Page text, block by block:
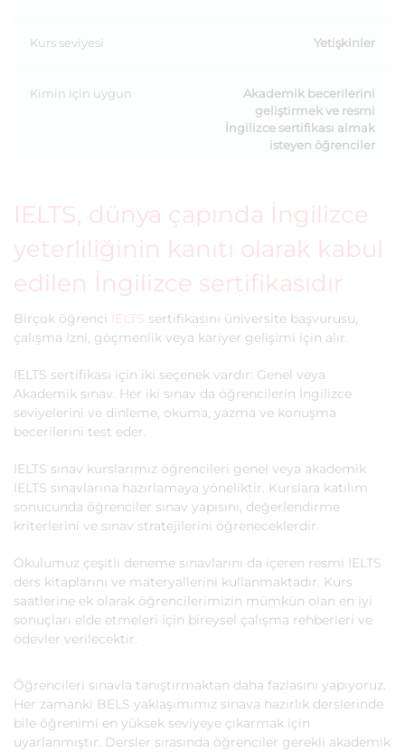
Kurs seviyesi Yetişkinler
Kimin için uygun
Akademik becerilerini
geliştirmek ve resmi
İngilizce sertifikası almak
isteyen öğrenciler
IELTS, dünya çapında İngilizce
yeterliliğinin kanıtı olarak kabul
edilen İngilizce sertifikasıdır
Birçok öğrenci IELTS sertifikasını üniversite başvurusu,
çalışma izni, göçmenlik veya kariyer gelişimi için alır.
IELTS sertifikası için iki seçenek vardır: Genel veya
Akademik sınav. Her iki sınav da öğrencilerin İngilizce
seviyelerini ve dinleme, okuma, yazma ve konuşma
becerilerini test eder.
IELTS sınav kurslarımız öğrencileri genel veya akademik
IELTS sınavlarına hazırlamaya yöneliktir. Kurslara katılım
sonucunda öğrenciler sınav yapısını, değerlendirme
kriterlerini ve sınav stratejilerini öğreneceklerdir.
Okulumuz çeşitli deneme sınavlarını da içeren resmi IELTS
ders kitaplarını ve materyallerini kullanmaktadır. Kurs
saatlerine ek olarak öğrencilerimizin mümkün olan en iyi
sonuçları elde etmeleri için bireysel çalışma rehberleri ve
ödevler verilecektir.
Öğrencileri sınavla tanıştırmaktan daha fazlasını yapıyoruz.
Her zamanki BELS yaklaşımımız sınava hazırlık derslerinde
bile öğrenimi en yüksek seviyeye çıkarmak için
uyarlanmıştır. Dersler sırasında öğrenciler gerekli akademik